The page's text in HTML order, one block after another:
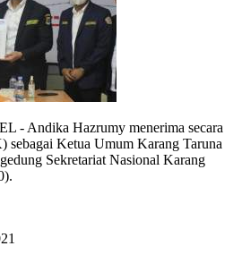
- Andika Hazrumy menerima secara
sebagai Ketua Umum Karang Taruna
Sekretariat Nasional Karang